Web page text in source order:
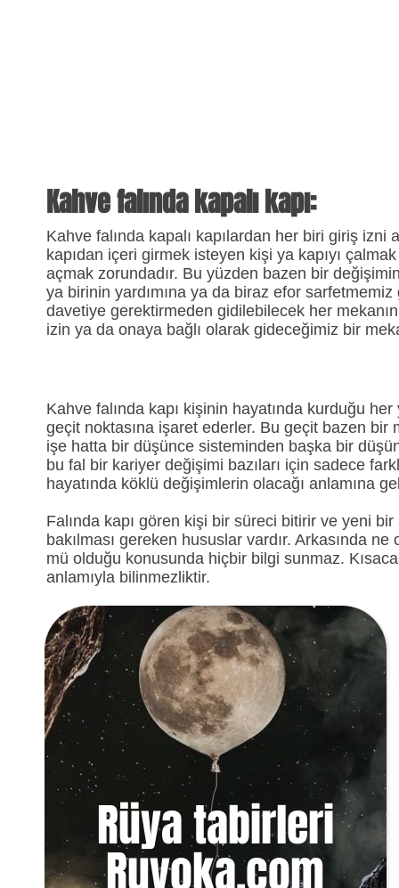
Kahve falında kapalı kapı:
Kahve falında kapalı kapılardan her biri giriş izni
kapıdan içeri girmek isteyen kişi ya kapıyı
açmak zorundadır. Bu yüzden bazen bir
ya birinin yardımına ya da biraz efor sarfetmemiz
davetiye gerektirmeden gidilebilecek her
izin ya da onaya bağlı olarak gideceğimiz bir
Kahve falında kapı kişinin hayatında kurduğu
geçit noktasına işaret ederler. Bu geçit bazen
işe hatta bir düşünce sisteminden başka bir
bu fal bir kariyer değişimi bazıları için sadece
hayatında köklü değişimlerin olacağı anlamına
Falında kapı gören kişi bir süreci bitirir ve yeni
bakılması gereken hususlar vardır. Arkasında
mü olduğu konusunda hiçbir bilgi sunmaz.
anlamıyla bilinmezliktir.
Rüya tabirleri
Ruyoka.com